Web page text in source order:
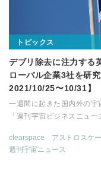
トピックス
デブリ除去に注力する
ローバル企業3社を研
2021/10/25〜10/31】
一週間に起きた国内外の
「週刊宇宙ビジネスニュ
clearspace アストロスケ
週刊宇宙ニュース